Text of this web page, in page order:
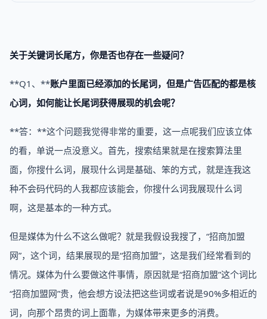
关于关键词长尾方，你是否也存在一些疑问？
**Q1、**账户里面已经添加的长尾词，但是广告匹配的都是核
心词，如何能让长尾词获得展现的机会呢？
**答：**这个问题我觉得非常的重要，这一点呢我们应该立体
的看，单说一点没意义。首先，搜索结果就是在搜索算法里
面，你搜什么词，展现什么词是基础、笨的方式，就是连我这
种不会码代码的人我都应该能会，你搜什么词我展现什么词
啊，这是基本的一种方式。
但是媒体为什么不这么做呢？就是我假设我搜了，“招商加盟
网”，这个词，结果展现的是“招商加盟”，这是我们经常看到的
情况。媒体为什么要做这件事情，原因就是“招商加盟”这个词比
“招商加盟网”贵，他会想方设法把这些词或者说是90%多相近的
词，向那个昂贵的词上面靠，为媒体带来更多的消费。